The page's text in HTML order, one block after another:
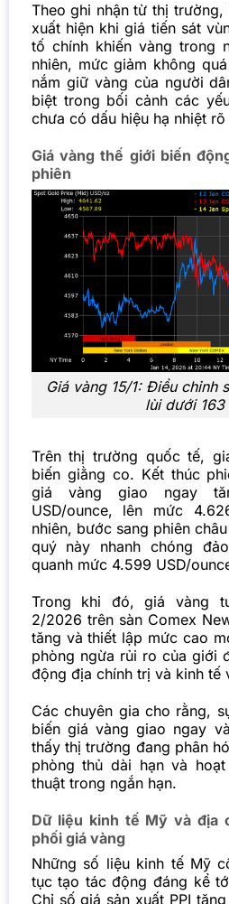
Theo ghi nhận từ thị
xuất hiện khi giá tiến sát
tố chính khiến vàng trong
nhiên, mức giảm không
nắm giữ vàng của người
biệt trong bối cảnh các
chưa có dấu hiệu hạ nhiệt rõ
Giá vàng thế giới biến
phiên
Giá vàng 15/1: Điều chỉnh
lùi dưới 163
Trên thị trường quốc tế,
biến giằng co. Kết thúc
giá vàng giao ngay
USD/ounce, lên mức
nhiên, bước sang phiên
quý này nhanh chóng
quanh mức 4.599 USD/
Trong khi đó, giá vàng
2/2026 trên sàn Comex
tăng và thiết lập mức cao
phòng ngừa rủi ro của giới
động địa chính trị và kinh tế
Các chuyên gia cho rằng,
biến giá vàng giao ngay
thấy thị trường đang phân
phòng thủ dài hạn và
thuật trong ngắn hạn.
Dữ liệu kinh tế Mỹ và địa
phối giá vàng
Những số liệu kinh tế Mỹ
tục tạo tác động đáng kể
Chỉ số giá sản xuất PPI